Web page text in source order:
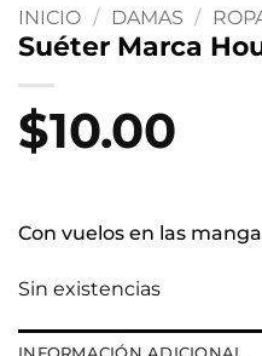
INICIO / DAMAS /
Suéter Marca
$10.00
Con vuelos en las
Sin existencias